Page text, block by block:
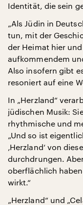
Identität, die sein
„Als Jüdin in
tun, mit der
der Heimat hier
aufkommendem
Also insofern gibt
resoniert auf eine
In „Herzland“
jüdischen Musik:
rhythmische und
„Und so ist
‚Herzland‘ von
durchdrungen.
oberflächlich
wirkt.“
„Herzland“ und